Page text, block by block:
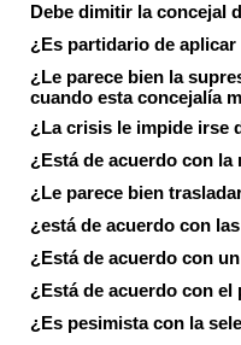
Debe dimitir la concejal
¿Es partidario de
¿Le parece bien la
cuando esta concejalía
¿La crisis le impide irse
¿Está de acuerdo con
¿Le parece bien
¿está de acuerdo con
¿Está de acuerdo con
¿Está de acuerdo con
¿Es pesimista con la